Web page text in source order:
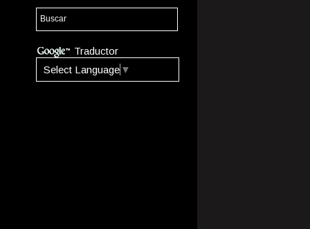
Traductor
Select Language ▼